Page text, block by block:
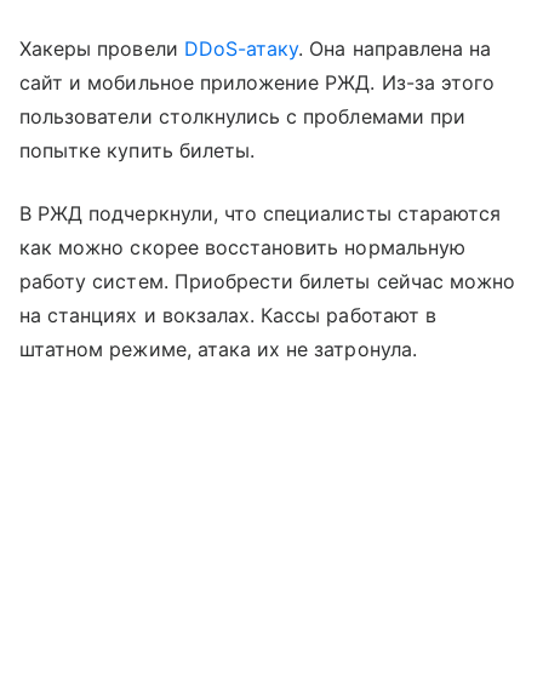
Хакеры провели DDoS-атаку. Она направлена на
сайт и мобильное приложение РЖД. Из-за этого
пользователи столкнулись с проблемами при
попытке купить билеты.
В РЖД подчеркнули, что специалисты стараются
как можно скорее восстановить нормальную
работу систем. Приобрести билеты сейчас можно
на станциях и вокзалах. Кассы работают в
штатном режиме, атака их не затронула.